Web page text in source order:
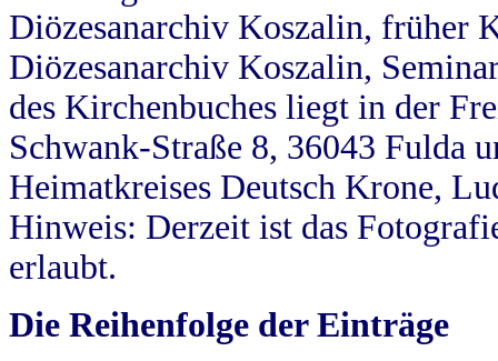
Diözesanarchiv Koszalin, früher
Diözesanarchiv Koszalin,
des Kirchenbuches liegt in der
Schwank-Straße 8, 36043 Fulda
Heimatkreises Deutsch Krone,
Hinweis: Derzeit ist das
erlaubt.
Die Reihenfolge der Einträge